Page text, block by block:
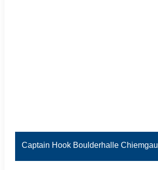
Captain Hook Boulderhalle Chiemgau